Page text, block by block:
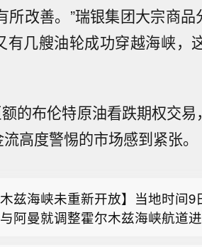
所改善。”瑞银集团大宗商
有几艘油轮成功穿越海峡，
的布伦特原油看跌期权交
高度警惕的市场感到紧张。
判代表正努力创造一个良好的
兹海峡未重新开放】当地时间
阿曼就调整霍尔木兹海峡航道